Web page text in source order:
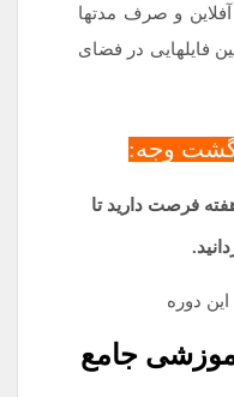
و صرف مدتها
فایلهایی در فضای
فرصت دارید تا
دوره
جامع